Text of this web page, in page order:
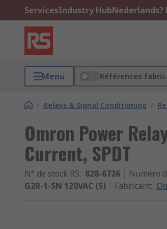
ServicesIndustry HubNederlands?
Menu Références
/ Relays & Signal Conditioning /
Omron Power
Current, SPDT
N° de stock RS: 828-6726 Numéro
G2R-1-SN 120VAC (S)
Fabricant: